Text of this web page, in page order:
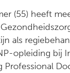
(55) heeft
als
opleiding bij
Professional